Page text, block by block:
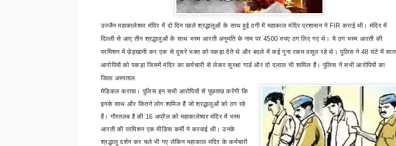
उज्जैन महाकालेश्वर मंदिर मेंदो दिन पहले श्रद्धालुओं के साथ हुई ठगी में महाकाल मंदिर प्रशासन ने FIRकराई थी। मंदिर में
दिल्ली से आए तीन श्रद्धालुओं के साथ भस्म आरती अनुमति के नाम पर 4500रुपए ठग लिए गए थे। ये ठग भस्म आरती की
परमिशन में छेड़खानी कर एक से दूसरे भक्त को पकड़ा देते थे और बदले में कई गुना रकम वसूल रहे थे। पुलिस ने48घंटे में सात
आरोपियों को पकड़ा जिसमें मंदिर का कर्मचारी से लेकर सुरक्षा गार्ड और दो दलाल भी शामिल हैं। पुलिस ने सभी आरोपियों का
जिला अस्पताल
मेडिकल कराया। पुलिस इन सभी आरोपियों से पूछताछ करेगी कि
इनके साथ और कितने लोग शामिल हैं जो श्रद्धालुओं को ठग रहे
हैं। गौरतलब है की 16 अप्रैल को महाकालेश्वर मंदिर में भस्म
आरती की परमिशन एक मीडिया कर्मी ने करवाई थी। उनके
श्रद्धालु दर्शन कर चले भी गए लेकिन महाकाल मंदिर के कर्मचारी